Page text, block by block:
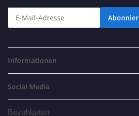
Informationen
Social Media
Bezahlarten